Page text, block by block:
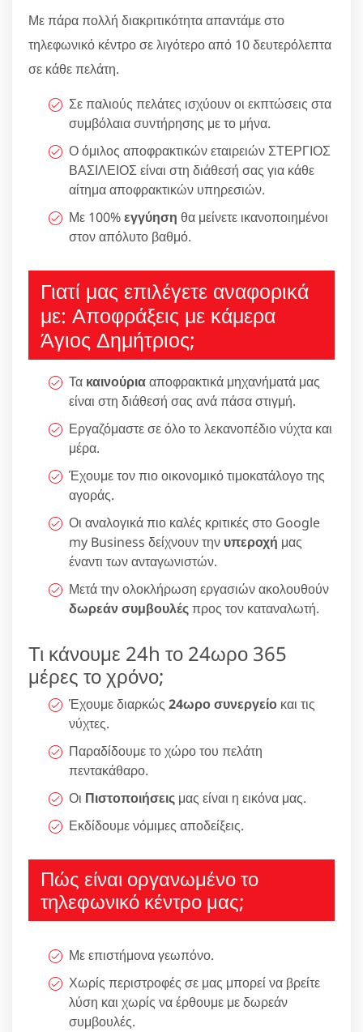
Με πάρα πολλή διακριτικότητα απαντάμε στο
τηλεφωνικό κέντρο σε λιγότερο από 10 δευτερόλεπτα
σε κάθε πελάτη.
Σε παλιούς πελάτες ισχύουν οι εκπτώσεις στα
συμβόλαια συντήρησης με το μήνα.
Ο όμιλος αποφρακτικών εταιρειών ΣΤΕΡΓΙΟΣ
ΒΑΣΙΛΕΙΟΣ είναι στη διάθεσή σας για κάθε
αίτημα αποφρακτικών υπηρεσιών.
Με 100%εγγύηση θα μείνετε ικανοποιημένοι
στον απόλυτο βαθμό.
Γιατί μας επιλέγετε αναφορικά
με: Αποφράξεις με κάμερα
Άγιος Δημήτριος;
Τα καινούριααποφρακτικά μηχανήματά μας
είναι στη διάθεσή σας ανά πάσα στιγμή.
Εργαζόμαστε σε όλο το λεκανοπέδιο νύχτα και
μέρα.
Έχουμε τον πιο οικονομικό τιμοκατάλογο της
αγοράς.
Οι αναλογικά πιο καλές κριτικές στο Google
my Business δείχνουν την υπεροχή μας
έναντι των ανταγωνιστών.
Μετά την ολοκλήρωση εργασιών ακολουθούν
δωρεάν συμβουλέςπρος τον καταναλωτή.
Τι κάνουμε 24h το 24ωρο 365
μέρες το χρόνο;
Έχουμε διαρκώς 24ωρο συνεργείο και τις
νύχτες.
Παραδίδουμε το χώρο του πελάτη
πεντακάθαρο.
Οι Πιστοποιήσεις μας είναι η εικόνα μας.
Εκδίδουμε νόμιμες αποδείξεις.
Πώς είναι οργανωμένο το
τηλεφωνικό κέντρο μας;
Με επιστήμονα γεωπόνο.
Χωρίς περιστροφές σε μας μπορεί να βρείτε
λύση και χωρίς να έρθουμε με δωρεάν
συμβουλές.